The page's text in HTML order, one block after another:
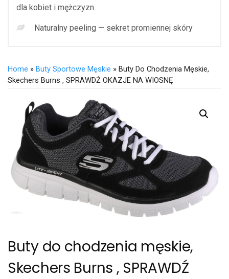
dla kobiet i mężczyzn
Naturalny peeling — sekret promiennej skóry
Home » Buty Sportowe Męskie » Buty Do Chodzenia Męskie,
Skechers Burns , SPRAWDŹ OKAZJE NA WIOSNĘ
Buty do chodzenia męskie,
Skechers Burns , SPRAWDŹ